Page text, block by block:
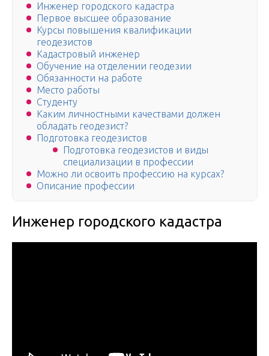
Инженер городского кадастра
Первое высшее образование
Курсы повышения квалификации
геодезистов
Кадастровый инженер
Обучение на отделении геодезии
Обязанности на работе
Место работы
Студенту
Каким личностными качествами должен
обладать геодезист?
Подготовка геодезистов
Подготовка геодезистов и виды
специализации в профессии
Можно ли освоить профессию на курсах?
Описание профессии
Инженер городского кадастра